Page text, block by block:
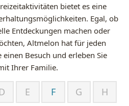
bietet es eine
Egal, ob
Entdeckungen machen oder
Altmelon hat für jeden
einen Besuch und erleben Sie
Ihrer Familie.
D E F G H